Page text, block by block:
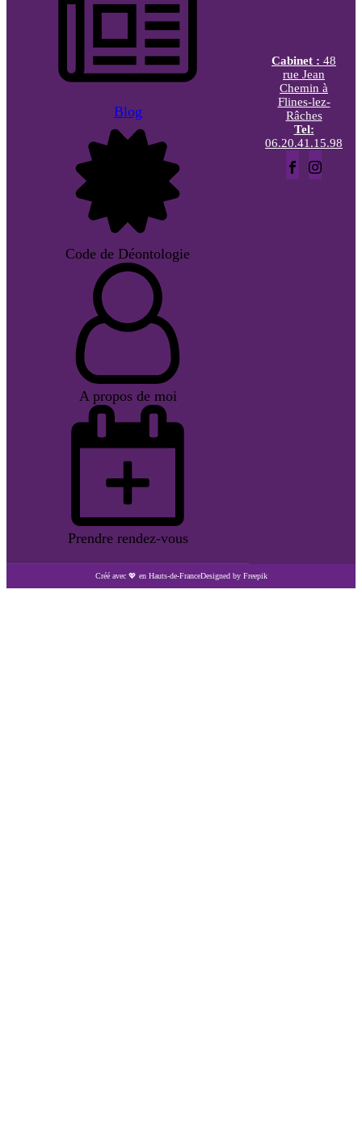
Blog
Code de Déontologie
A propos de moi
Prendre rendez-vous
Cabinet : 48
rue Jean
Chemin à
Flines-lez-
Râches
Tel:
06.20.41.15.98
Créé avec 💖 en Hauts-de-FranceDesigned by Freepik